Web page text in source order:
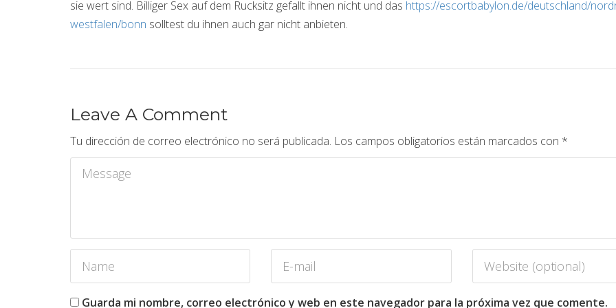
sie wert sind. Billiger Sex auf dem Rucksitz gefallt ihnen nicht und das https://escortbabylon.de/deutschland/
westfalen/bonn solltest du ihnen auch gar nicht anbieten.
Leave A Comment
Tu dirección de correo electrónico no será publicada. Los campos obligatorios están marcados con *
Guarda mi nombre, correo electrónico y web en este navegador para la próxima vez que comente.